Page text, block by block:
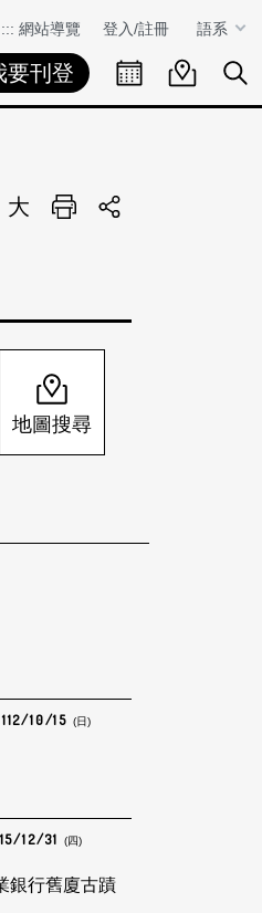
::: 網站導覽 登入/註冊 語系
要刊登 活動日曆活動地圖展
大 列印
地圖搜尋
112/10/15 (日)
12/31 (四)
銀行舊廈古蹟